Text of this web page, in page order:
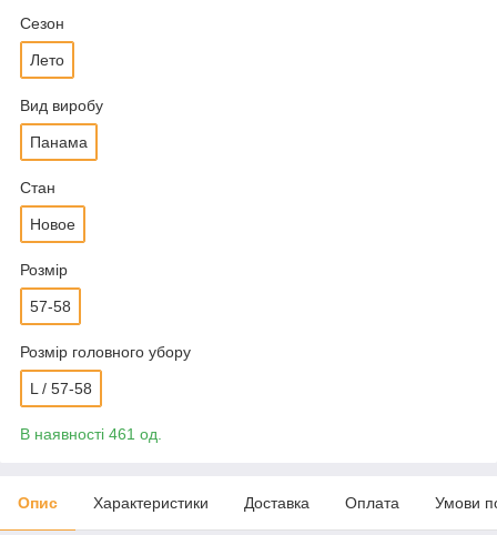
Сезон
Лето
Вид виробу
Панама
Стан
Новое
Розмір
57-58
Розмір головного убору
L / 57-58
В наявності 461 од.
Опис Характеристики Доставка Оплата Умови